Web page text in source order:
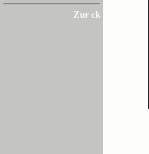
Zur ck